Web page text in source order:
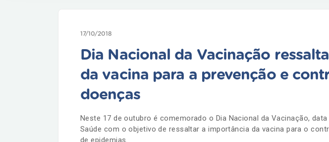
17/10/2018
Dia Nacional da Vacinação
da vacina para a prevenção e
doenças
Neste 17 de outubro é comemorado o Dia Nacional da Vacinação,
Saúde com o objetivo de ressaltar a importância da vacina para o
de epidemias.